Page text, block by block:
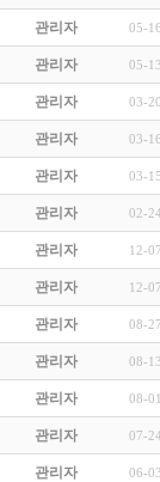
관리자 05-16
관리자 05-13
관리자 03-20
관리자 03-16
관리자 03-15
관리자 02-24
관리자 12-07
관리자 12-07
관리자 08-27
관리자 08-13
관리자 08-01
관리자 07-24
관리자 06-03